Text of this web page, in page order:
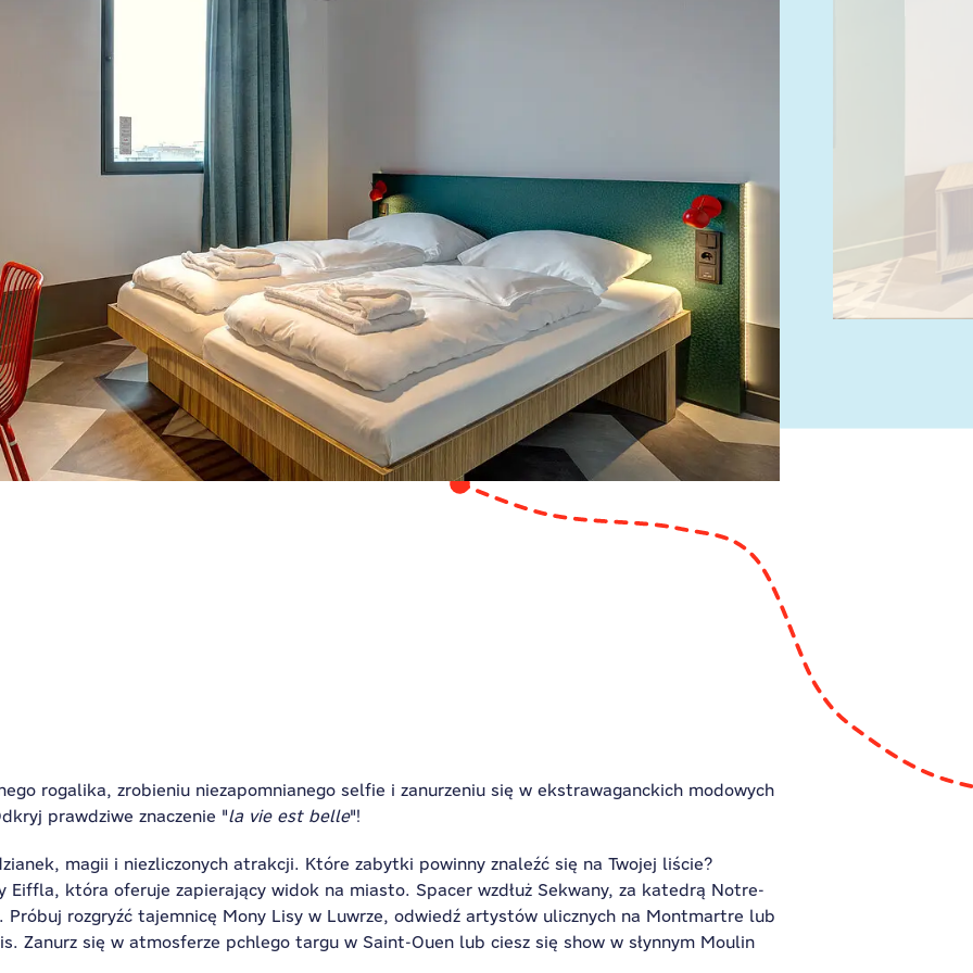
rogalika, zrobieniu niezapomnianego selfie i zanurzeniu się w ekstrawaganckich modowych
prawdziwe znaczenie "la vie est belle"!
magii i niezliczonych atrakcji. Które zabytki powinny znaleźć się na Twojej liście?
Eiffla, która oferuje zapierający widok na miasto. Spacer wzdłuż Sekwany, za katedrą Notre-
Próbuj rozgryźć tajemnicę Mony Lisy w Luwrze, odwiedź artystów ulicznych na Montmartre lub
Zanurz się w atmosferze pchlego targu w Saint-Ouen lub ciesz się show w słynnym Moulin